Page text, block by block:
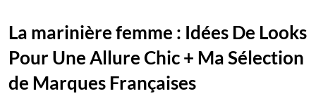
La marinière femme : Idées De Looks
Pour Une Allure Chic + Ma Sélection
de Marques Françaises